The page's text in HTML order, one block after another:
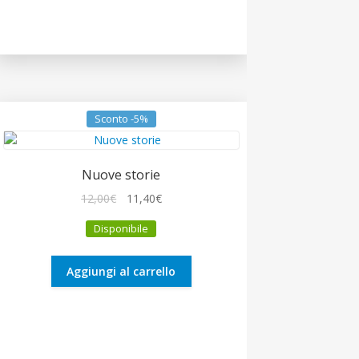
Sconto -5%
Nuove storie
12,00€
originale
12,00€.
11,40€Il
11,40€.
Disponibile
Aggiungi al carrello